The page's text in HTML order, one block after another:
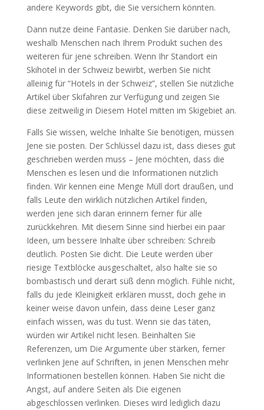
andere Keywords gibt, die Sie versichern könnten.
Dann nutze deine Fantasie. Denken Sie darüber nach,
weshalb Menschen nach Ihrem Produkt suchen des
weiteren für jene schreiben. Wenn Ihr Standort ein
Skihotel in der Schweiz bewirbt, werben Sie nicht
alleinig für “Hotels in der Schweiz”, stellen Sie nützliche
Artikel über Skifahren zur Verfügung und zeigen Sie
diese zeitweilig in Diesem Hotel mitten im Skigebiet an.
Falls Sie wissen, welche Inhalte Sie benötigen, müssen
Jene sie posten. Der Schlüssel dazu ist, dass dieses gut
geschrieben werden muss – Jene möchten, dass die
Menschen es lesen und die Informationen nützlich
finden. Wir kennen eine Menge Müll dort draußen, und
falls Leute den wirklich nützlichen Artikel finden,
werden jene sich daran erinnern ferner für alle
zurückkehren. Mit diesem Sinne sind hierbei ein paar
Ideen, um bessere Inhalte über schreiben: Schreib
deutlich. Posten Sie dicht. Die Leute werden über
riesige Textblöcke ausgeschaltet, also halte sie so
bombastisch und derart süß denn möglich. Fühle nicht,
falls du jede Kleinigkeit erklären musst, doch gehe in
keiner weise davon unfein, dass deine Leser ganz
einfach wissen, was du tust. Wenn sie das täten,
würden wir Artikel nicht lesen. Beinhalten Sie
Referenzen, um Die Argumente über stärken, ferner
verlinken Jene auf Schriften, in jenen Menschen mehr
Informationen bestellen können. Haben Sie nicht die
Angst, auf andere Seiten als Die eigenen
abgeschlossen verlinken. Dieses wird lediglich dazu